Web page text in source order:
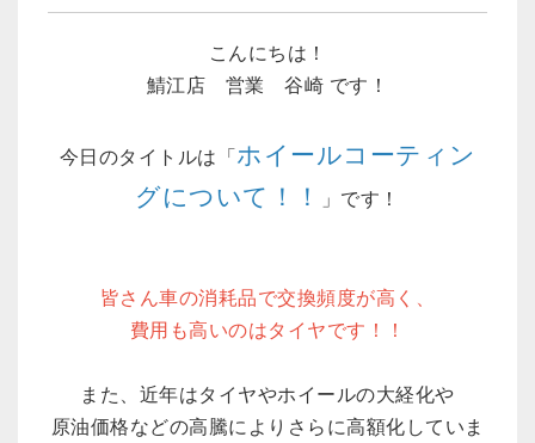
こんにちは！
鯖江店 営業 谷崎 です！
今日のタイトルは「 ホイールコーティン
グについて ！！ 」です！
皆さん車の消耗品で交換頻度が高く、
費用も高いのはタイヤです！！
また、近年はタイヤやホイールの大経化や
原油価格などの高騰によりさらに高額化していま